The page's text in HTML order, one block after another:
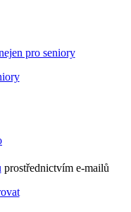
pro seniory
prostřednictvím e-mailů